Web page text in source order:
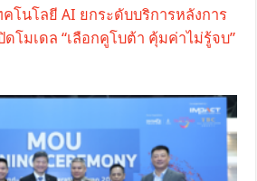
คโนโลยี AI ยกระดับบริการหลังการ
โมเดล “เลือกคูโบต้า คุ้มค่าไม่รู้จบ”